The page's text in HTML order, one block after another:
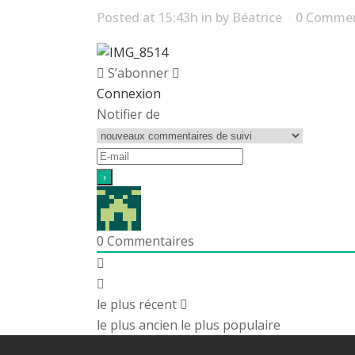
Posted at 15:43h in by Béatrice 0
S’abonner
Connexion
Notifier de
0 Commentaires
le plus récent
le plus ancien le plus populaire